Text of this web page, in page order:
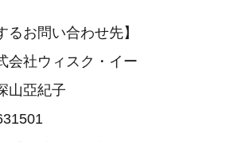
るお問い合わせ先】
会社ウィスク・イー
山亞紀子